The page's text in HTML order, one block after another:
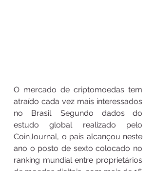
O mercado de criptomoedas tem
atraído cada vez mais interessados
no Brasil. Segundo dados do
estudo global realizado pelo
CoinJournal, o país alcançou neste
ano o posto de sexto colocado no
ranking mundial entre proprietários